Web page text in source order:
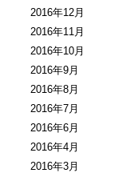
2016年12月
2016年11月
2016年10月
2016年9月
2016年8月
2016年7月
2016年6月
2016年4月
2016年3月